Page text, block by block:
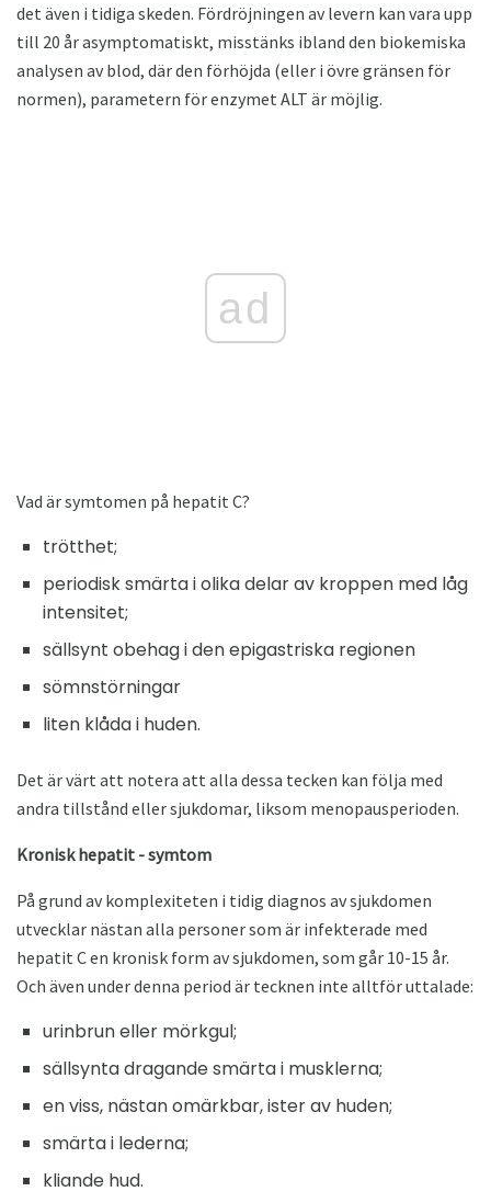
det även i tidiga skeden. Fördröjningen av levern kan vara upp
till 20 år asymptomatiskt, misstänks ibland den biokemiska
analysen av blod, där den förhöjda (eller i övre gränsen för
normen), parametern för enzymet ALT är möjlig.
ad
Vad är symtomen på hepatit C?
trötthet;
periodisk smärta i olika delar av kroppen med låg
intensitet;
sällsynt obehag i den epigastriska regionen
sömnstörningar
liten klåda i huden.
Det är värt att notera att alla dessa tecken kan följa med
andra tillstånd eller sjukdomar, liksom menopausperioden.
Kronisk hepatit - symtom
På grund av komplexiteten i tidig diagnos av sjukdomen
utvecklar nästan alla personer som är infekterade med
hepatit C en kronisk form av sjukdomen, som går 10-15 år.
Och även under denna period är tecknen inte alltför uttalade:
urinbrun eller mörkgul;
sällsynta dragande smärta i musklerna;
en viss, nästan omärkbar, ister av huden;
smärta i lederna;
kliande hud.